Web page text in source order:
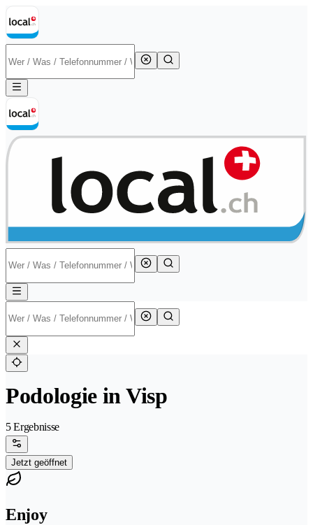
Podologie in Visp
5 Ergebnisse
Jetzt geöffnet
Enjoy